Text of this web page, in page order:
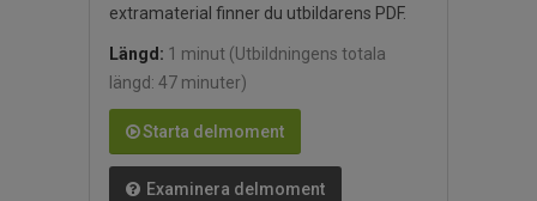
extramaterial finner du utbildarens PDF.
Längd: 1 minut (Utbildningens totala
längd: 47 minuter)
Starta delmoment
Examinera delmoment